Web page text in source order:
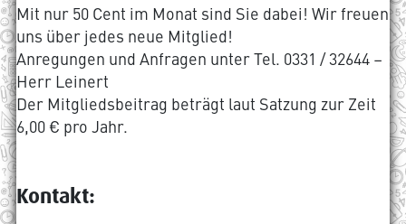
Mit nur 50 Cent im Monat sind Sie dabei! Wir freuen
uns über jedes neue Mitglied!
Anregungen und Anfragen unter Tel. 0331 / 32644 –
Herr Leinert
Der Mitgliedsbeitrag beträgt laut Satzung zur Zeit
6,00 € pro Jahr.
Kontakt: